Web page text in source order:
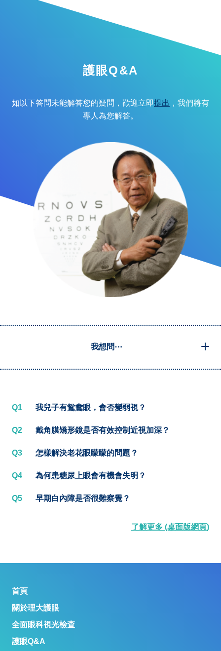
護眼Q&A
如以下答問未能解答您的疑問，歡迎立即提出 ，我們將有
專人為您解答。
我想問⋯
Q1 我兒子有鴛鴦眼，會否變弱視？
Q2 戴角膜矯形鏡是否有效控制近視加深？
Q3 怎樣解決老花眼矇矇的問題？
Q4 為何患糖尿上眼會有機會失明？
Q5 早期白內障是否很難察覺？
了解更多 (桌面版網頁)
首頁
關於理大護眼
全面眼科視光檢查
護眼Q&A